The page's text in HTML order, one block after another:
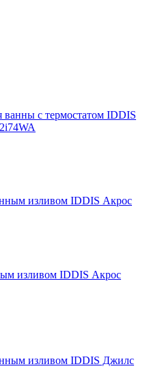
ванны с термостатом IDDIS
изливом IDDIS Акрос